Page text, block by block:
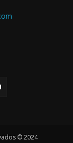
© 2024